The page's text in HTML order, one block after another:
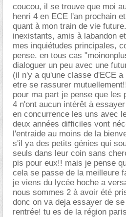
coucou, il se trouve que moi
henri 4 en ECE l'an prochain
quant à mon train de vie
inexistants, amis à labandon
mes inquiétudes principales,
pense. en tous cas
dialoguer un peu avec une
(il n'y a qu'une classe d'ECE
etre se rassurer
pour ma part je pense que les
4 n'ont aucun intérêt à
en concurrence les uns avec
deux années difficiles vont
l'entraide au moins de la
s'il ya des petits génies qui
seuls dans leur coin sans
pis pour eux!! mais je pense
cela se passe de la meilleure
je viens du lycée hoche a
nous sommes 2 à avoir été
donc on va deja essayer de
rentrée! tu es de la région